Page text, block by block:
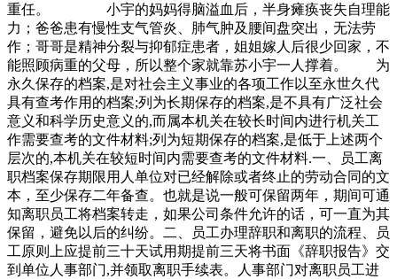
重任。 小宇的妈妈得脑溢血后，半身瘫痪丧失自理能
力；爸爸患有慢性支气管炎、肺气肿及腰间盘突出，无法劳
作；哥哥是精神分裂与抑郁症患者，姐姐嫁人后很少回家，不
能照顾病重的父母，所以整个家就靠苏小宇一人撑着。 为
永久保存的档案,是对社会主义事业的各项工作以至永世久代
具有查考作用的档案;列为长期保存的档案,是不具有广泛社会
意义和科学历史意义的,而属本机关在较长时间内进行机关工
作需要查考的文件材料;列为短期保存的档案,是低于上述两个
层次的,本机关在较短时间内需要查考的文件材料.一、员工离
职档案保存期限用人单位对已经解除或者终止的劳动合同的文
本，至少保存二年备查。也就是说一般可保留两年，期间可通
知离职员工将档案转走，如果公司条件允许的话，可一直为其
保留，避免以后的纠纷。二、员工办理辞职和离职的流程、员
工原则上应提前三十天试用期提前三天将书面《辞职报告》交
到单位人事部门,并领取离职手续表。人事部门对离职员工进